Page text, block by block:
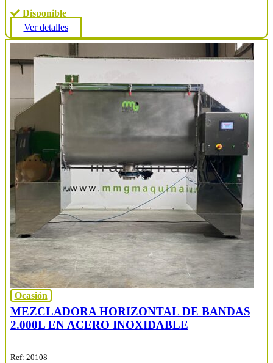
Disponible
Ver detalles
Ocasión
MEZCLADORA HORIZONTAL DE BANDAS
2.000L EN ACERO INOXIDABLE
Ref: 20108